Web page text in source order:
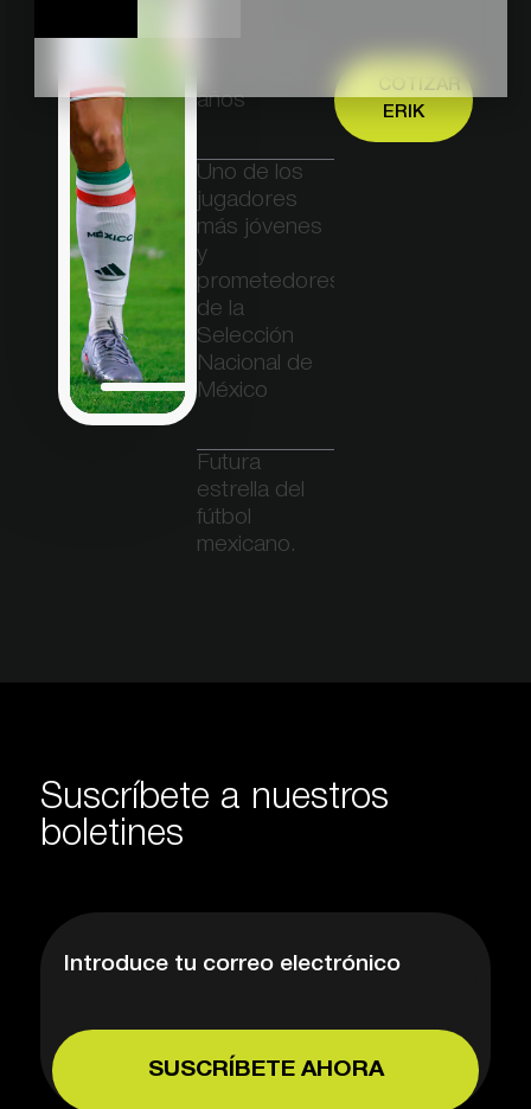
años
Uno de los
jugadores
más jóvenes
y
prometedores
de la
Selección
Nacional de
México
Futura
estrella del
fútbol
mexicano.
COTIZAR
ERIK
Suscríbete a nuestros
boletines